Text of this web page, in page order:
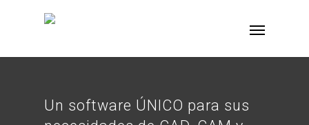
Un software ÚNICO para sus